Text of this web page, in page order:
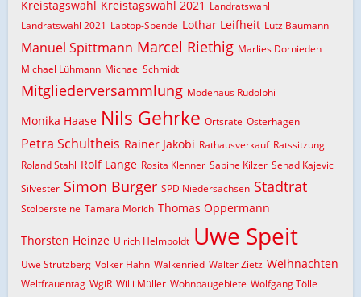
Kreistagswahl Kreistagswahl 2021 Landratswahl
Landratswahl 2021 Laptop-Spende Lothar Leifheit Lutz Baumann
Manuel Spittmann Marcel Riethig Marlies Dornieden
Michael Lühmann Michael Schmidt
Mitgliederversammlung Modehaus Rudolphi
Monika Haase Nils Gehrke Ortsräte Osterhagen
Petra Schultheis Rainer Jakobi Rathausverkauf Ratssitzung
Roland Stahl Rolf Lange Rosita Klenner Sabine Kilzer Senad Kajevic
Silvester Simon Burger SPD Niedersachsen Stadtrat
Stolpersteine Tamara Morich Thomas Oppermann
Thorsten Heinze Ulrich Helmboldt Uwe Speit
Uwe Strutzberg Volker Hahn Walkenried Walter Zietz Weihnachten
Weltfrauentag WgiR Willi Müller Wohnbaugebiete Wolfgang Tölle